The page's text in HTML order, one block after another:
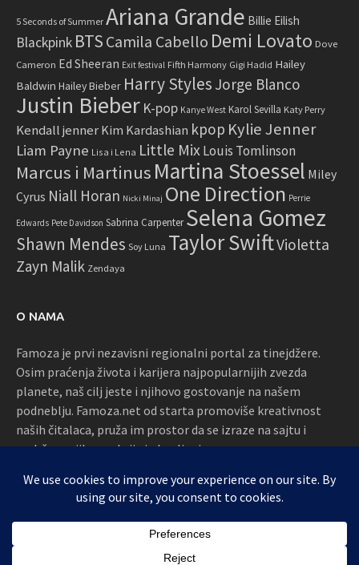
5 Seconds of Summer Ariana Grande Billie Eilish
Blackpink BTS Camila Cabello Demi Lovato Dove
Cameron Ed Sheeran Exit festival Fifth Harmony Gigi Hadid Hailey
Baldwin Hailey Bieber Harry Styles Jorge Blanco
Justin Bieber K-pop Kanye West Karol Sevilla Katy Perry
Kendall jenner Kim Kardashian kpop Kylie Jenner
Liam Payne Lisa i Lena Little Mix Louis Tomlinson
Marcus i Martinus Martina Stoessel Miley
Cyrus Niall Horan Nicki Minaj One Direction Perrie
Edwards Pete Davidson Sabrina Carpenter Selena Gomez
Shawn Mendes Soy Luna Taylor SwiftVioletta
Zayn Malik Zendaya
O NAMA
Famoza je prvi nezavisni regionalni portal za tinejdžere.
Osim praćenja života i karijera najpopularnijih zvezda
planete, naš cilj jeste i njihovo gostovanje na našem
podneblju. Famoza.net od starta promoviše kreativnost
naših čitalaca, pruža im prostor da se izraze na sajtu i
podržava njihove akcije i okupljanja